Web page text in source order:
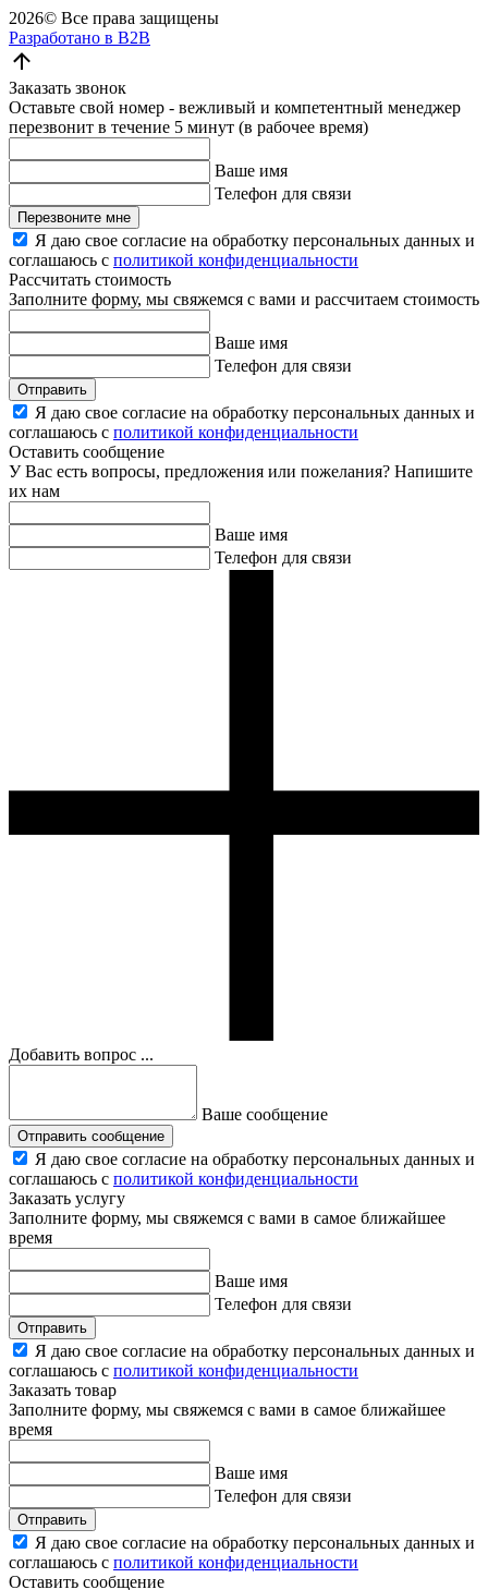
2026© Все права защищены
Разработано в B2B
Заказать звонок
Оставьте свой номер - вежливый и компетентный менеджер
перезвонит в течение 5 минут (в рабочее время)
Ваше имя
Телефон для связи
Перезвоните мне
Я даю свое согласие на обработку персональных данных и
соглашаюсь с политикой конфиденциальности
Рассчитать стоимость
Заполните форму, мы свяжемся с вами и рассчитаем стоимость
Ваше имя
Телефон для связи
Отправить
Я даю свое согласие на обработку персональных данных и
соглашаюсь с политикой конфиденциальности
Оставить сообщение
У Вас есть вопросы, предложения или пожелания? Напишите
их нам
Ваше имя
Телефон для связи
Добавить вопрос ...
Ваше сообщение
Отправить сообщение
Я даю свое согласие на обработку персональных данных и
соглашаюсь с политикой конфиденциальности
Заказать услугу
Заполните форму, мы свяжемся с вами в самое ближайшее
время
Ваше имя
Телефон для связи
Отправить
Я даю свое согласие на обработку персональных данных и
соглашаюсь с политикой конфиденциальности
Заказать товар
Заполните форму, мы свяжемся с вами в самое ближайшее
время
Ваше имя
Телефон для связи
Отправить
Я даю свое согласие на обработку персональных данных и
соглашаюсь с политикой конфиденциальности
Оставить сообщение